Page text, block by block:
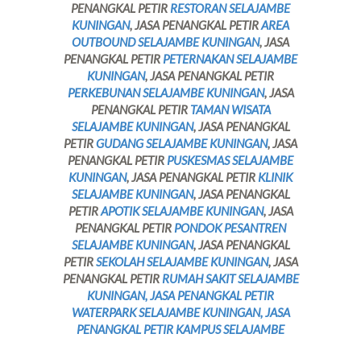
PENANGKAL PETIR RESTORAN SELAJAMBE
KUNINGAN, JASA PENANGKAL PETIRAREA
OUTBOUND SELAJAMBE KUNINGAN, JASA
PENANGKAL PETIR PETERNAKAN SELAJAMBE
KUNINGAN, JASA PENANGKAL PETIR
PERKEBUNAN SELAJAMBE KUNINGAN, JASA
PENANGKAL PETIR TAMAN WISATA
SELAJAMBE KUNINGAN, JASA PENANGKAL
PETIRGUDANG SELAJAMBE KUNINGAN, JASA
PENANGKAL PETIR PUSKESMAS SELAJAMBE
KUNINGAN, JASA PENANGKAL PETIR KLINIK
SELAJAMBE KUNINGAN, JASA PENANGKAL
PETIRAPOTIK SELAJAMBE KUNINGAN, JASA
PENANGKAL PETIR PONDOK PESANTREN
SELAJAMBE KUNINGAN, JASA PENANGKAL
PETIRSEKOLAH SELAJAMBE KUNINGAN, JASA
PENANGKAL PETIR RUMAH SAKIT SELAJAMBE
KUNINGAN, JASA PENANGKAL PETIR
WATERPARK SELAJAMBE KUNINGAN, JASA
PENANGKAL PETIR KAMPUS SELAJAMBE